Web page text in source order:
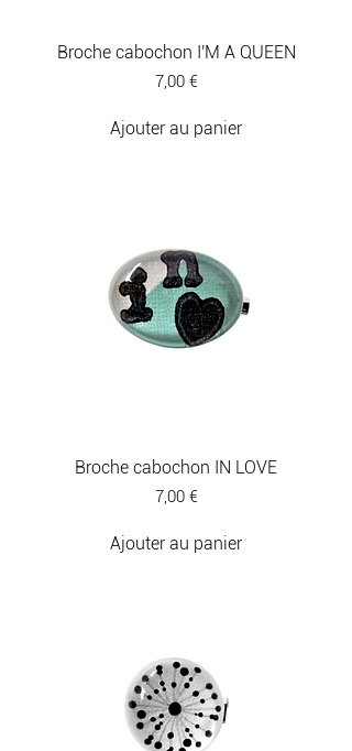
Broche cabochon I'M A QUEEN
Prix
7,00 €
Ajouter au panier
Broche cabochon IN LOVE
Prix
7,00 €
Ajouter au panier